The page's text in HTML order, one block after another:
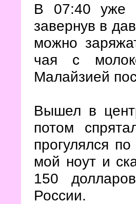
В 07:40 уже
завернув в
можно
чая с
Малайзией
Вышел в
потом
прогулялся
мой ноут и
150
России.